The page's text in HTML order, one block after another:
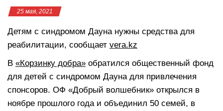
25 мая, 2021
Детям с синдромом Дауна нужны средства для
реабилитации, сообщает vera.kz
В «Корзинку добра» обратился общественный фонд
для детей с синдромом Дауна для привлечения
спонсоров. ОФ «Добрый волшебник» открылся в
ноябре прошлого года и объединил 50 семей, в